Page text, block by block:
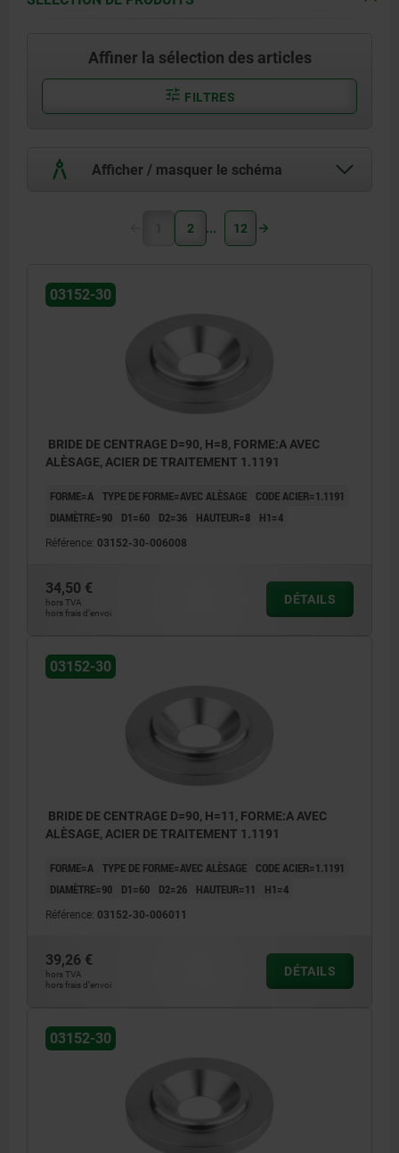
Affiner la sélection des articles
FILTRES
Afficher / masquer le schéma
1 2 12
03152-30
BRIDE DE CENTRAGE D=90, H=8, FORME:A AVEC
ALÈSAGE, ACIER DE TRAITEMENT 1.1191
FORME=A TYPE DE FORME=AVEC ALÈSAGE
CODE ACIER=1.1191
DIAMÈTRE=90
D1=60 D2=36 HAUTEUR=8 H1=4
Référence: 03152-30-006008
34,50 €
hors TVA
hors frais d’envoi
DÉTAILS
03152-30
BRIDE DE CENTRAGE D=90, H=11, FORME:A AVEC
ALÈSAGE, ACIER DE TRAITEMENT 1.1191
FORME=A TYPE DE FORME=AVEC ALÈSAGE
CODE ACIER=1.1191
DIAMÈTRE=90
D1=60 D2=26 HAUTEUR=11 H1=4
Référence: 03152-30-006011
39,26 €
hors TVA
hors frais d’envoi
DÉTAILS
03152-30